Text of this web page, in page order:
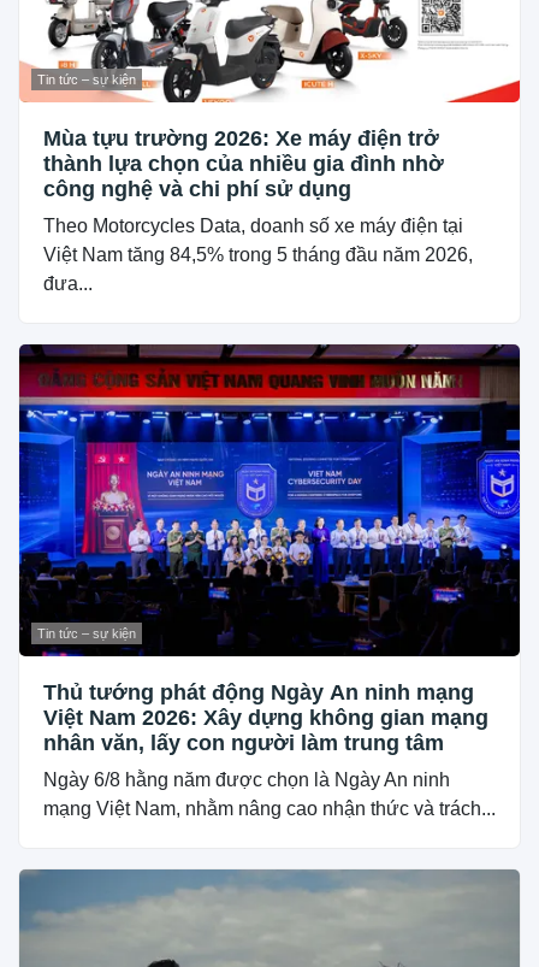
Tin tức – sự kiện
Mùa tựu trường 2026: Xe máy điện trở
thành lựa chọn của nhiều gia đình nhờ
công nghệ và chi phí sử dụng
Theo Motorcycles Data, doanh số xe máy điện tại
Việt Nam tăng 84,5% trong 5 tháng đầu năm 2026,
đưa...
Tin tức – sự kiện
Thủ tướng phát động Ngày An ninh mạng
Việt Nam 2026: Xây dựng không gian mạng
nhân văn, lấy con người làm trung tâm
Ngày 6/8 hằng năm được chọn là Ngày An ninh
mạng Việt Nam, nhằm nâng cao nhận thức và trách...